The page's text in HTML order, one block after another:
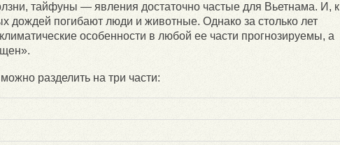
тайфуны — явления достаточно частые для Вьетнама. И, к
дождей погибают люди и животные. Однако за столько лет
особенности в любой ее части прогнозируемы, а
разделить на три части: